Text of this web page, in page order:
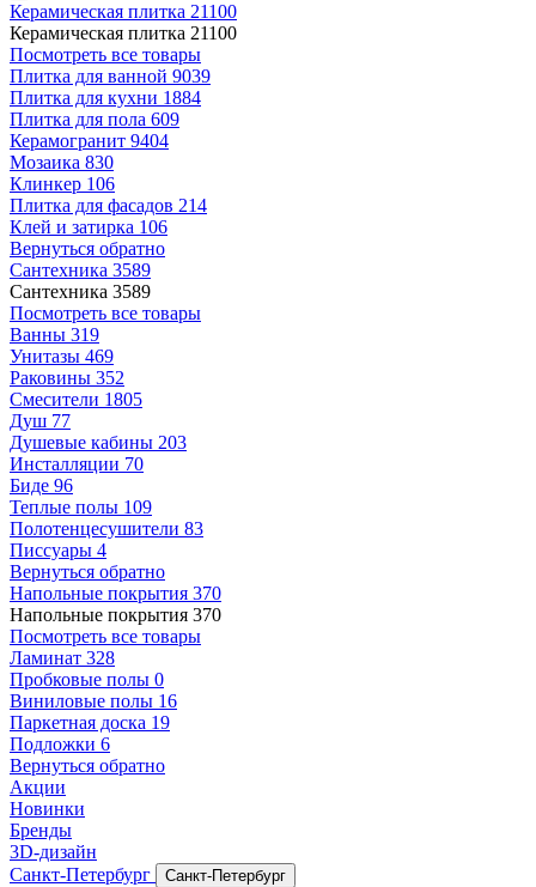
Керамическая плитка 21100
Керамическая плитка 21100
Посмотреть все товары
Плитка для ванной 9039
Плитка для кухни 1884
Плитка для пола 609
Керамогранит 9404
Мозаика 830
Клинкер 106
Плитка для фасадов 214
Клей и затирка 106
Вернуться обратно
Сантехника 3589
Сантехника 3589
Посмотреть все товары
Ванны 319
Унитазы 469
Раковины 352
Смесители 1805
Душ 77
Душевые кабины 203
Инсталляции 70
Биде 96
Теплые полы 109
Полотенцесушители 83
Писсуары 4
Вернуться обратно
Напольные покрытия 370
Напольные покрытия 370
Посмотреть все товары
Ламинат 328
Пробковые полы 0
Виниловые полы 16
Паркетная доска 19
Подложки 6
Вернуться обратно
Акции
Новинки
Бренды
3D-дизайн
Санкт-Петербург
Санкт-Петербург